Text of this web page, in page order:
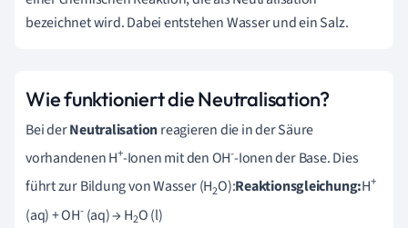
bezeichnet wird. Dabei entstehen Wasser und ein Salz.
Wie funktioniert die Neutralisation?
Bei derNeutralisationreagieren die in der Säure
vorhandenen H+-Ionen mit den OH--Ionen der Base. Dies
führt zur Bildung von Wasser (H2O):Reaktionsgleichung:H+
(aq) + OH-(aq) → H2O (l)